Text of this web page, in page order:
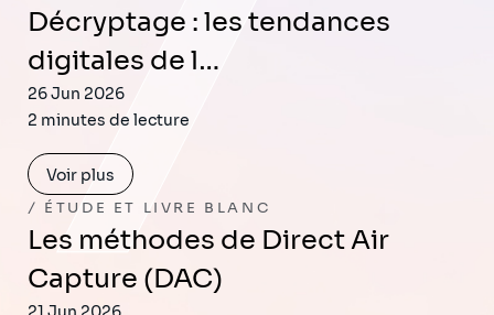
Décryptage : les tendances
digitales de l…
26 Jun 2026
2 minutes de lecture
Voir plus
ÉTUDE ET LIVRE BLANC
Les méthodes de Direct Air
Capture (DAC)